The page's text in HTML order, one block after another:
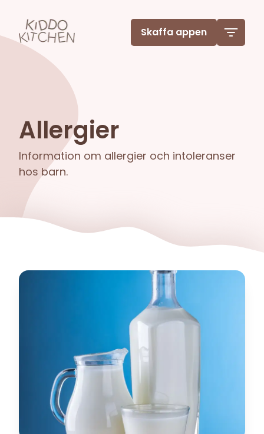
Skaffa appen
Allergier
Information om allergier och intoleranser
hos barn.